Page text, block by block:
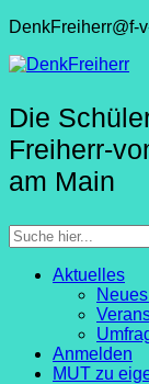
DenkFreiherr@f-
Die
Freiherr-
am Main
Aktuelles
Anmelden
MUT zu